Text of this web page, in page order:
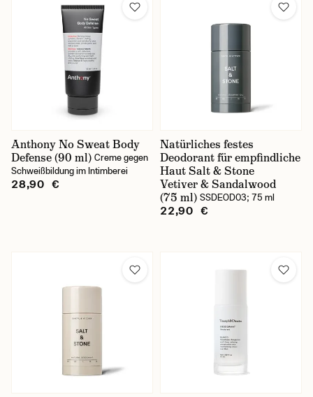
Anthony No Sweat Body
Defense (90 ml) Creme gegen
Schweißbildung im Intimberei
28,90 €
Natürliches festes
Deodorant für empfindliche
Haut Salt & Stone
Vetiver & Sandalwood
(75 ml) SSDEOD03; 75 ml
22,90 €